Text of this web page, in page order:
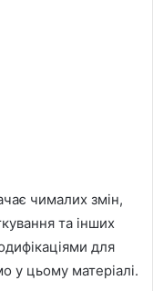
чималих змін,
та інших
для
у цьому матеріалі.